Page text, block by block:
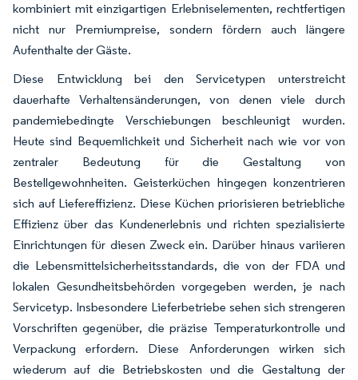
kombiniert mit einzigartigen Erlebniselementen, rechtfertigen
nicht nur Premiumpreise, sondern fördern auch längere
Aufenthalte der Gäste.
Diese Entwicklung bei den Servicetypen unterstreicht
dauerhafte Verhaltensänderungen, von denen viele durch
pandemiebedingte Verschiebungen beschleunigt wurden.
Heute sind Bequemlichkeit und Sicherheit nach wie vor von
zentraler Bedeutung für die Gestaltung von
Bestellgewohnheiten. Geisterküchen hingegen konzentrieren
sich auf Liefereffizienz. Diese Küchen priorisieren betriebliche
Effizienz über das Kundenerlebnis und richten spezialisierte
Einrichtungen für diesen Zweck ein. Darüber hinaus variieren
die Lebensmittelsicherheitsstandards, die von der FDA und
lokalen Gesundheitsbehörden vorgegeben werden, je nach
Servicetyp. Insbesondere Lieferbetriebe sehen sich strengeren
Vorschriften gegenüber, die präzise Temperaturkontrolle und
Verpackung erfordern. Diese Anforderungen wirken sich
wiederum auf die Betriebskosten und die Gestaltung der